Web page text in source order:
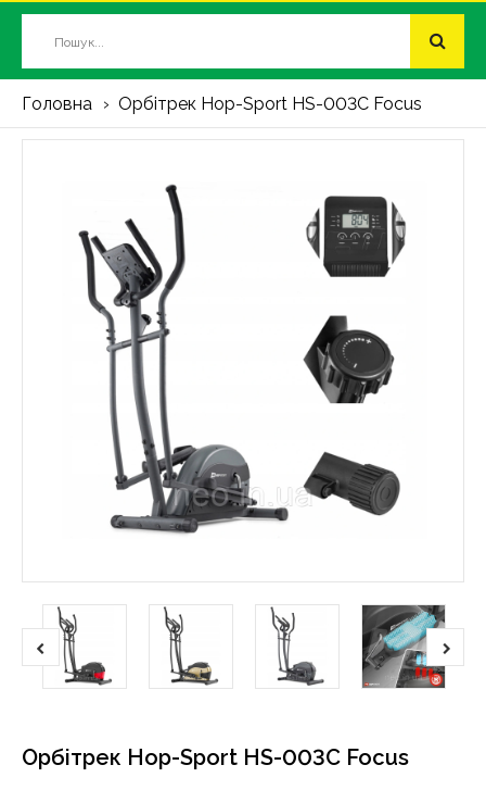
Головна Орбітрек Hop-Sport HS-003C Focus
Орбітрек Hop-Sport HS-003C Focus